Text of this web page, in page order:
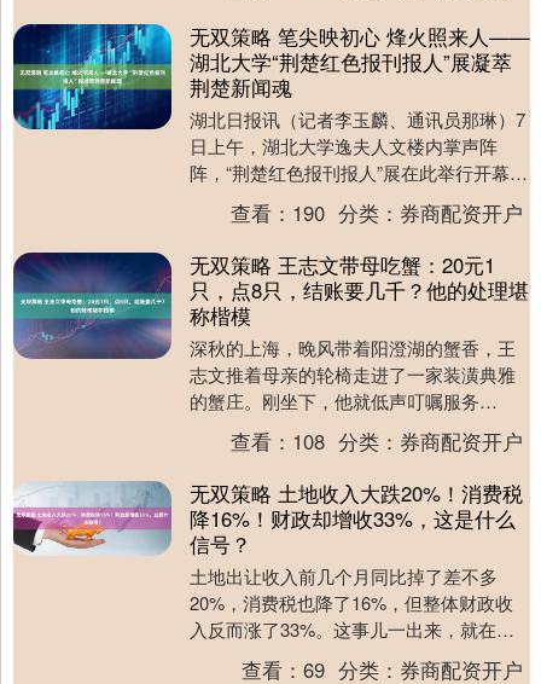
无双策略 笔尖映初心 烽火照来人——
湖北大学“荆楚红色报刊报人”展凝萃
荆楚新闻魂
湖北日报讯（记者李玉麟、通讯员那琳）7
日上午，湖北大学逸夫人文楼内掌声阵
阵，“荆楚红色报刊报人”展在此举行开幕暨
揭牌仪式。展厅以《笔尖烽火——荆楚红
色报刊人主题....
查看： 190 分类： 券商配资开户
无双策略 王志文带母吃蟹：20元1
只，点8只，结账要几千？他的处理堪
称楷模
深秋的上海，晚风带着阳澄湖的蟹香，王
志文推着母亲的轮椅走进了一家装潢典雅
的蟹庄。刚坐下，他就低声叮嘱服务
员：“蟹蒸得软一点，老人家牙口不好，姜
少放些。”这种细心....
查看： 108 分类： 券商配资开户
无双策略 土地收入大跌20%！消费税
降16%！财政却增收33%，这是什么
信号？
土地出让收入前几个月同比掉了差不多
20%，消费税也降了16%，但整体财政收
入反而涨了33%。这事儿一出来，就在经
济圈子里搅起不小浪花。很多人问，这到
查看：69 分类： 券商配资开户